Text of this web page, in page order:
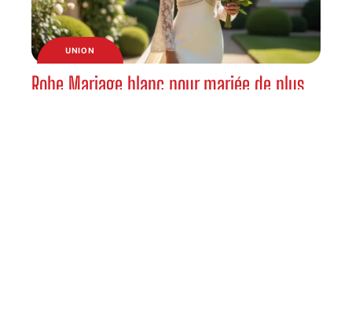
UNION
Robe Mariage blanc pour mariée de plus